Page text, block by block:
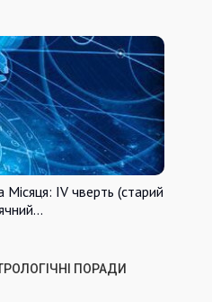
IV чверть (старий
ПОРАДИ